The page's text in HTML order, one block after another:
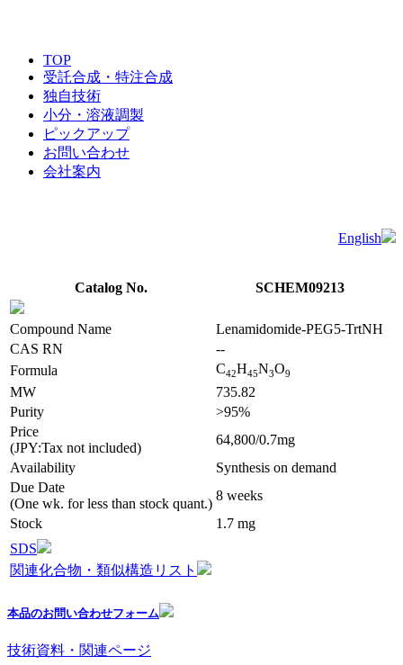
TOP
受託合成・特注合成
独自技術
小分・溶液調製
ピックアップ
お問い合わせ
会社案内
English
Catalog No. SCHEM09213
Compound Name
Lenamidomide-PEG5-TrtNH
CAS RN
--
Formula
C42H45N3O9
MW
735.82
Purity
>95%
Price
(JPY:Tax not included)
64,800/0.7mg
Availability
Synthesis on demand
Due Date
(One wk. for less than stock quant.)
8 weeks
Stock
1.7 mg
SDS
関連化合物・類似構造リスト
本品のお問い合わせフォーム
技術資料・関連ページ